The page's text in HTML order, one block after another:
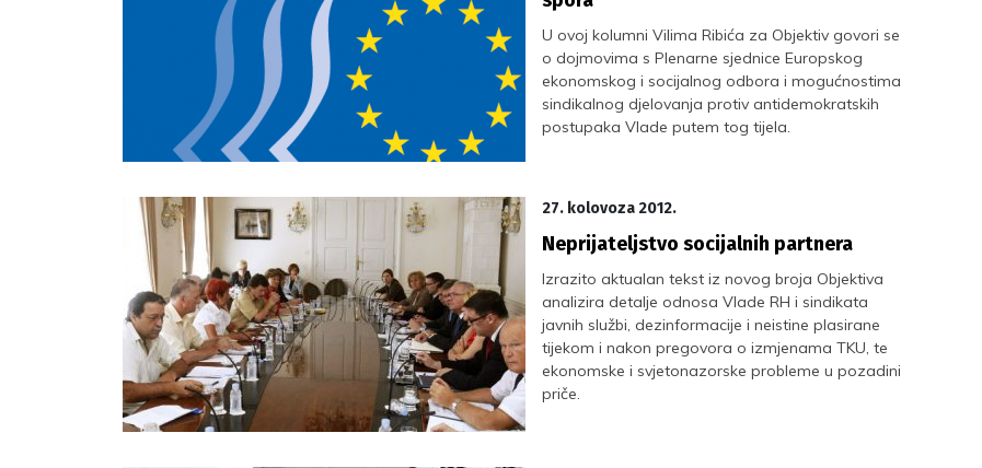
U ovoj kolumni Vilima Ribića za Objektiv govori se
o dojmovima s Plenarne sjednice Europskog
ekonomskog i socijalnog odbora i mogućnostima
sindikalnog djelovanja protiv antidemokratskih
postupaka Vlade putem tog tijela.
27. kolovoza 2012.
Neprijateljstvo socijalnih partnera
Izrazito aktualan tekst iz novog broja Objektiva
analizira detalje odnosa Vlade RH i sindikata
javnih službi, dezinformacije i neistine plasirane
tijekom i nakon pregovora o izmjenama TKU, te
ekonomske i svjetonazorske probleme u pozadini
priče.